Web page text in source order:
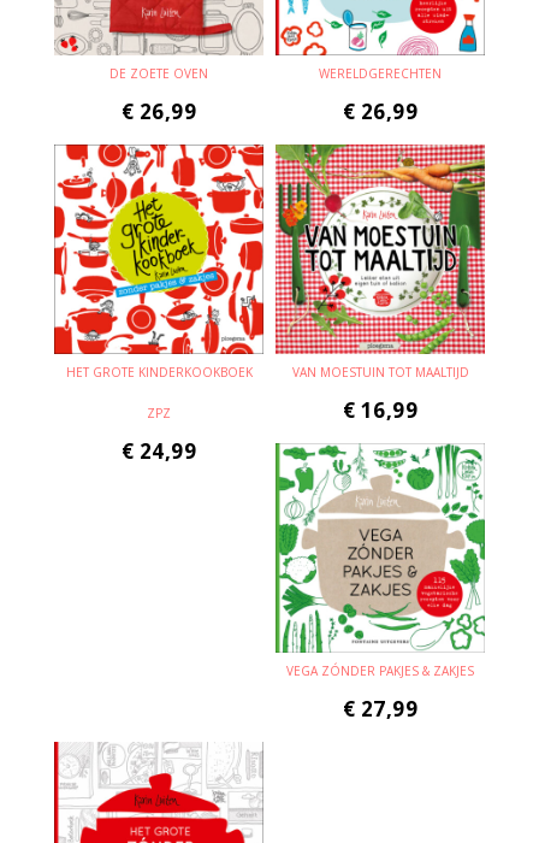
DE ZOETE OVEN
€ 26,99
WERELDGERECHTEN
€ 26,99
HET GROTE KINDERKOOKBOEK
ZPZ
€ 24,99
VAN MOESTUIN TOT MAALTIJD
€ 16,99
VEGA ZÓNDER PAKJES & ZAKJES
€ 27,99